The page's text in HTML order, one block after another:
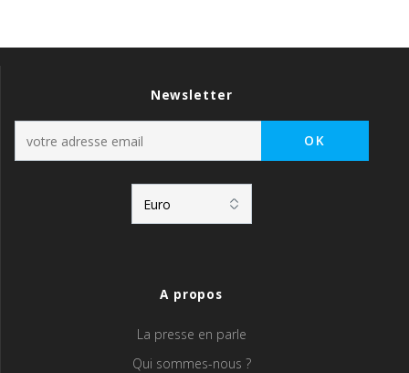
Newsletter
A propos
La presse en parle
Qui sommes-nous ?